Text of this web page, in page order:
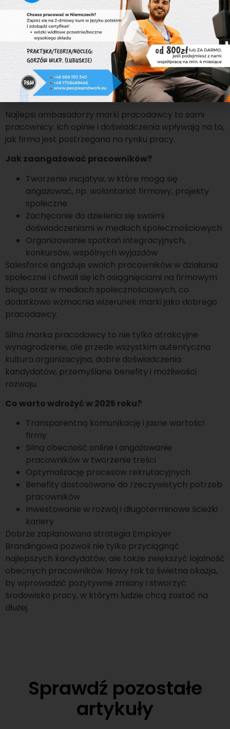
Deloitte prowadzi programy mentoringowe, w
których doświadczeni liderzy pomagają młodszym
pracownikom rozwijać kompetencje i planować
ścieżki kariery.
6. Silne zaangażowanie
obecnych pracowników
Najlepsi ambasadorzy marki pracodawcy to sami
pracownicy. Ich opinie i doświadczenia wpływają na to,
jak firma jest postrzegana na rynku pracy.
Jak zaangażować pracowników?
Tworzenie inicjatyw, w które mogą się
angażować, np. wolontariat firmowy, projekty
społeczne
Zachęcanie do dzielenia się swoimi
doświadczeniami w mediach społecznościowych
Organizowanie spotkań integracyjnych,
konkursów, wspólnych wyjazdów
Salesforce angażuje swoich pracowników w działania
społeczne i chwali się ich osiągnięciami na firmowym
blogu oraz w mediach społecznościowych, co
dodatkowo wzmacnia wizerunek marki jako dobrego
pracodawcy.
Silna marka pracodawcy to nie tylko atrakcyjne
wynagrodzenie, ale przede wszystkim autentyczna
kultura organizacyjna, dobre doświadczenia
kandydatów, przemyślane benefity i możliwości
rozwoju.
Co warto wdrożyć w 2025 roku?
Transparentną komunikację i jasne wartości
firmy
Silną obecność online i angażowanie
pracowników w tworzenie treści
Optymalizację procesów rekrutacyjnych
Benefity dostosowane do rzeczywistych potrzeb
pracowników
Inwestowanie w rozwój i długoterminowe ścieżki
kariery
Dobrze zaplanowana strategia Employer
Brandingowa pozwoli nie tylko przyciągnąć
najlepszych kandydatów, ale także zwiększyć lojalność
obecnych pracowników. Nowy rok to świetna okazja,
by wprowadzić pozytywne zmiany i stworzyć
środowisko pracy, w którym ludzie chcą zostać na
dłużej.
Sprawdź pozostałe
artykuły